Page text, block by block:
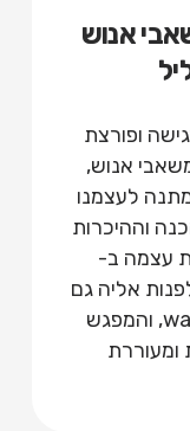
אנוש
ופורצת
אנוש,
לעצמנו
וההיכרות
עצמה ב-
לפנות אליה גם
לאחר מכן. טל היא walk the talk, והמפגש
ומעוררת